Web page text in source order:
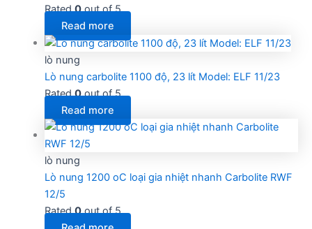
Rated0out of 5
Read more
lò nung
Lò nung carbolite 1100 độ, 23 lít Model: ELF 11/23
Rated0out of 5
Read more
lò nung
Lò nung 1200 oC loại gia nhiệt nhanh Carbolite RWF
12/5
Rated0out of 5